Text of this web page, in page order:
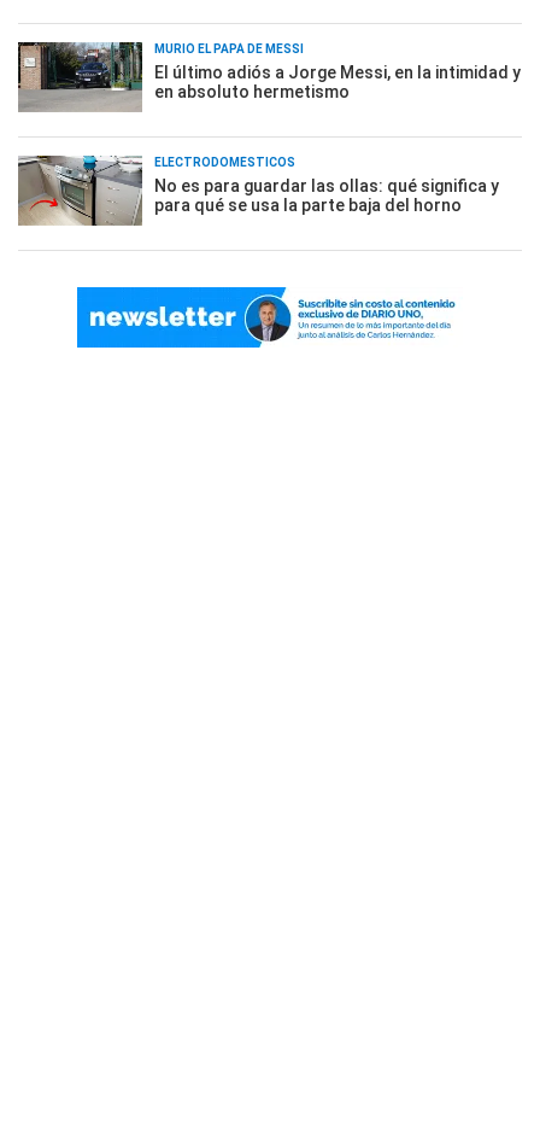
MURIÓ EL PAPÁ DE MESSI
El último adiós a Jorge Messi, en la intimidad y
en absoluto hermetismo
ELECTRODOMÉSTICOS
No es para guardar las ollas: qué significa y
para qué se usa la parte baja del horno